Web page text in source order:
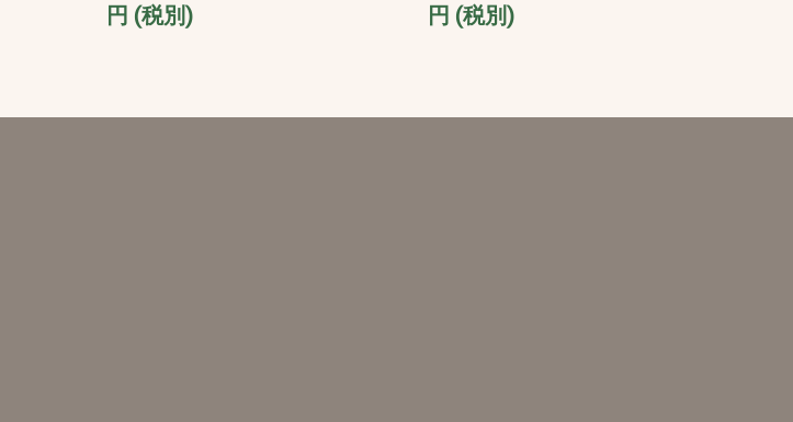
円 (税別)
円 (税別)